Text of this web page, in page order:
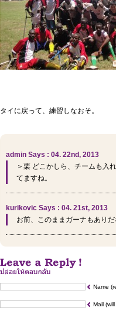
タイに戻って、練習しなおそ。
admin Says : 04. 22nd, 2013
＞栗 どこかしら、チームも入
てますね。
kurikovic Says : 04. 21st, 2013
お前、このままガーナもあり
Name
Mail